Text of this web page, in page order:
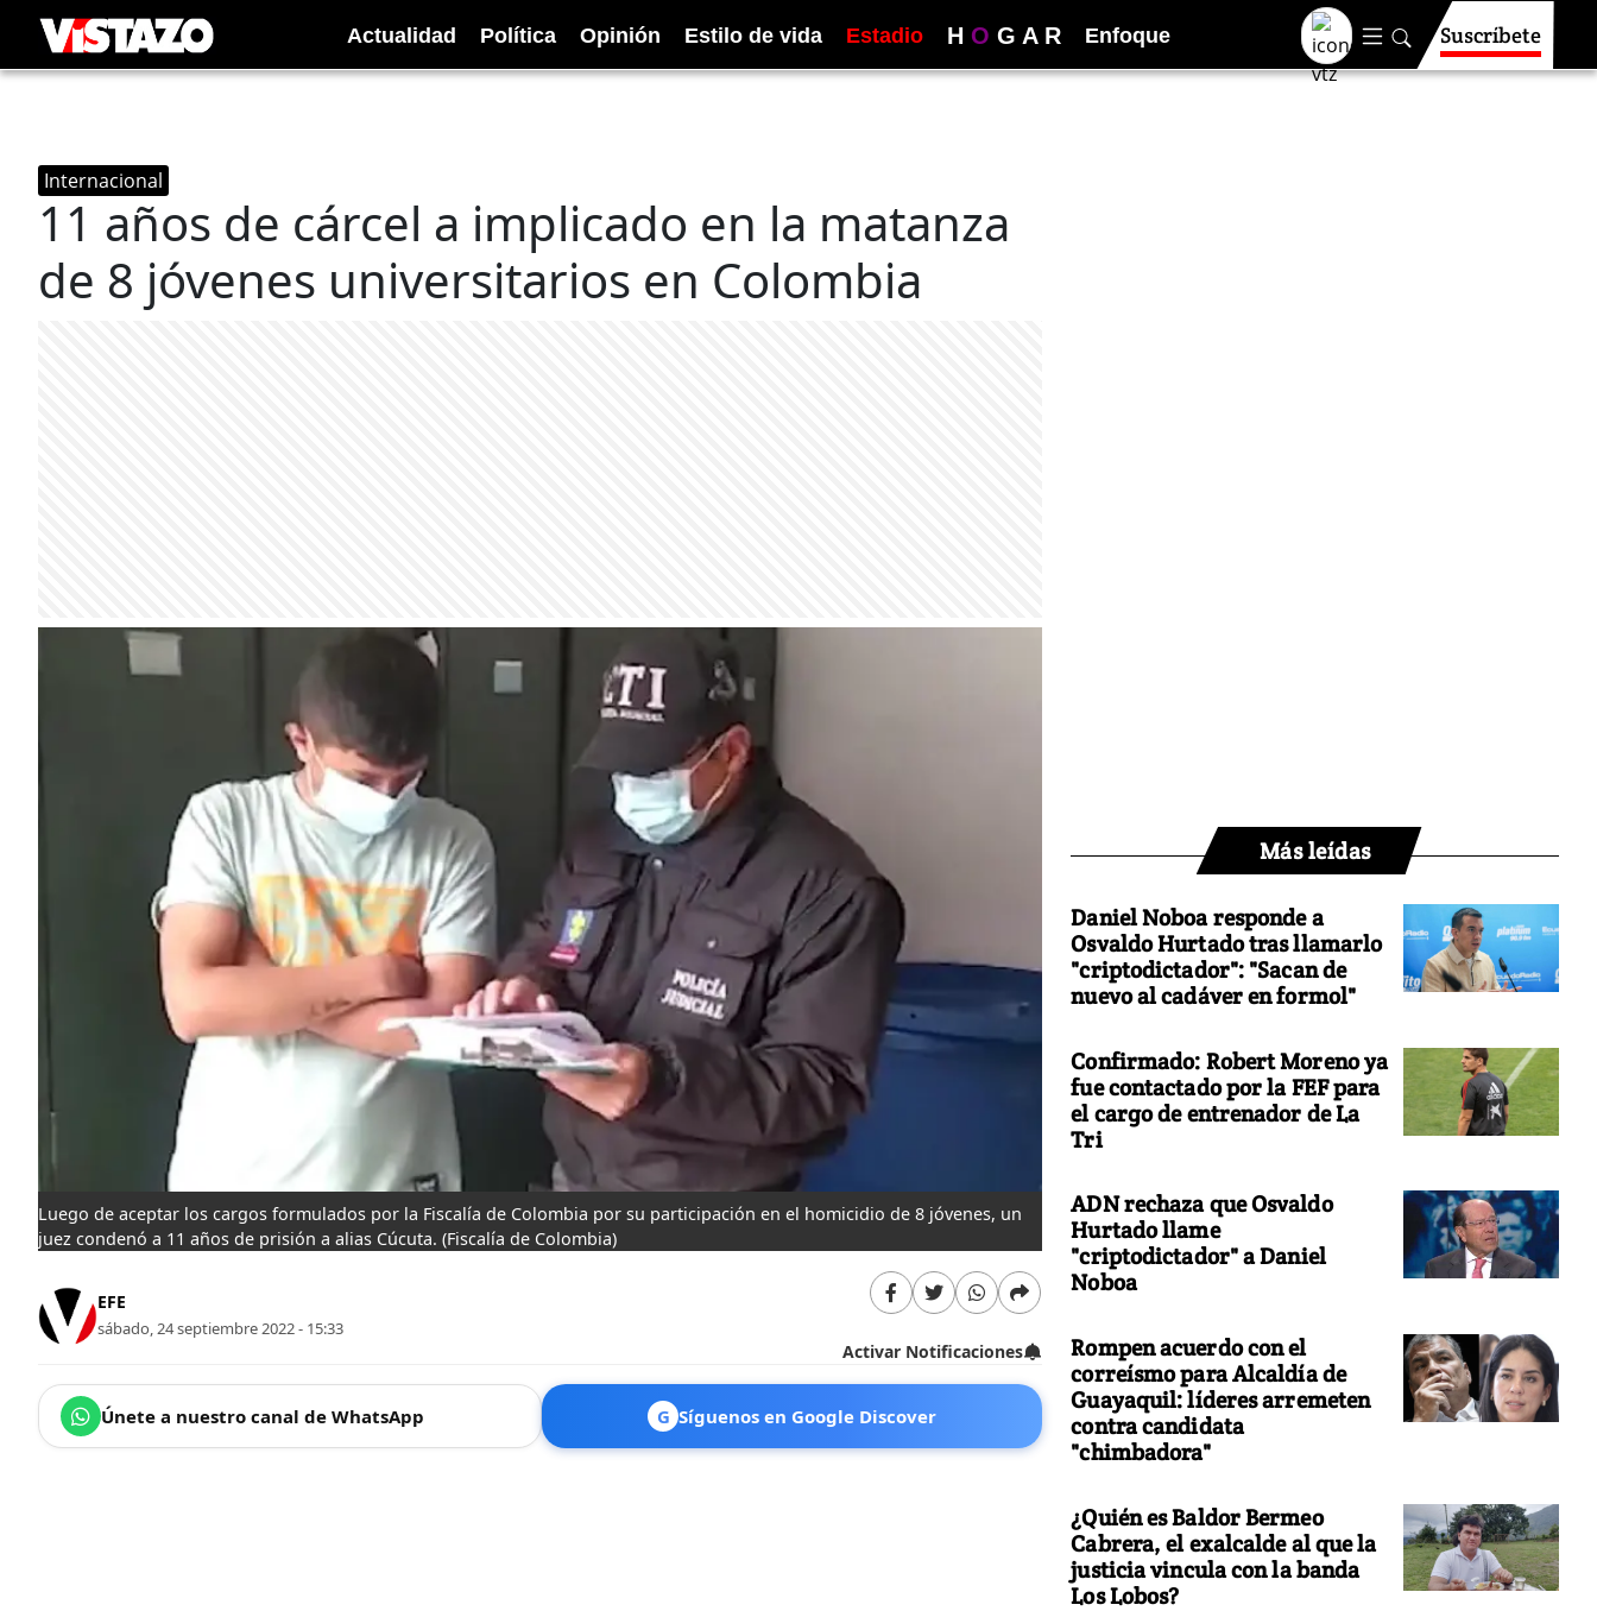
Actualidad Política Opinión Estilo de vida Estadio H O G A R Enfoque Suscríbete
Internacional
11 años de cárcel a implicado en la matanza
de 8 jóvenes universitarios en Colombia
Luego de aceptar los cargos formulados por la Fiscalía de Colombia por su participación en el homicidio de 8 jóvenes, un
juez condenó a 11 años de prisión a alias Cúcuta. (Fiscalía de Colombia)
EFE
sábado, 24 septiembre 2022 - 15:33
Activar Notificaciones
Únete a nuestro canal de WhatsApp G Síguenos en Google Discover
Más leídas
Daniel Noboa responde a
Osvaldo Hurtado tras llamarlo
"criptodictador": "Sacan de
nuevo al cadáver en formol"
Confirmado: Robert Moreno ya
fue contactado por la FEF para
el cargo de entrenador de La
Tri
ADN rechaza que Osvaldo
Hurtado llame
"criptodictador" a Daniel
Noboa
Rompen acuerdo con el
correísmo para Alcaldía de
Guayaquil: líderes arremeten
contra candidata
"chimbadora"
¿Quién es Baldor Bermeo
Cabrera, el exalcalde al que la
justicia vincula con la banda
Los Lobos?